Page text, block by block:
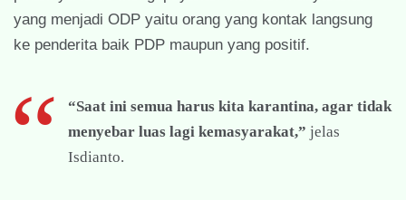
yang menjadi ODP yaitu orang yang kontak langsung
ke penderita baik PDP maupun yang positif.
“Saat ini semua harus kita karantina, agar tidak
menyebar luas lagi kemasyarakat,” jelas
Isdianto.